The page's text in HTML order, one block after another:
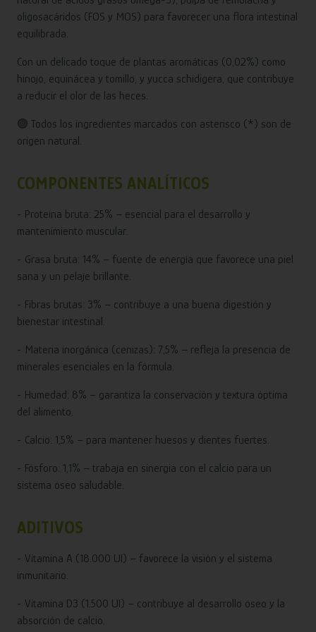
oligosacáridos (FOS y MOS) para favorecer una flora intestinal
equilibrada.
Con un delicado toque de plantas aromáticas (0,02%) como
hinojo, equinácea y tomillo, y yucca schidigera, que contribuye
a reducir el olor de las heces.
🟢 Todos los ingredientes marcados con asterisco (*) son de
origen natural.
COMPONENTES ANALÍTICOS
- Proteína bruta: 25% – esencial para el desarrollo y
mantenimiento muscular.
- Grasa bruta: 14% – fuente de energía que favorece una piel
sana y un pelaje brillante.
- Fibras brutas: 3% – contribuye a una buena digestión y
bienestar intestinal.
- Materia inorgánica (cenizas): 7,5% – refleja la presencia de
minerales esenciales en la fórmula.
- Humedad: 8% – garantiza la conservación y textura óptima
del alimento.
- Calcio: 1,5% – para mantener huesos y dientes fuertes.
- Fósforo: 1,1% – trabaja en sinergia con el calcio para un
sistema óseo saludable.
ADITIVOS
- Vitamina A (18.000 UI) – favorece la visión y el sistema
inmunitario.
- Vitamina D3 (1.500 UI) – contribuye al desarrollo óseo y la
absorción de calcio.